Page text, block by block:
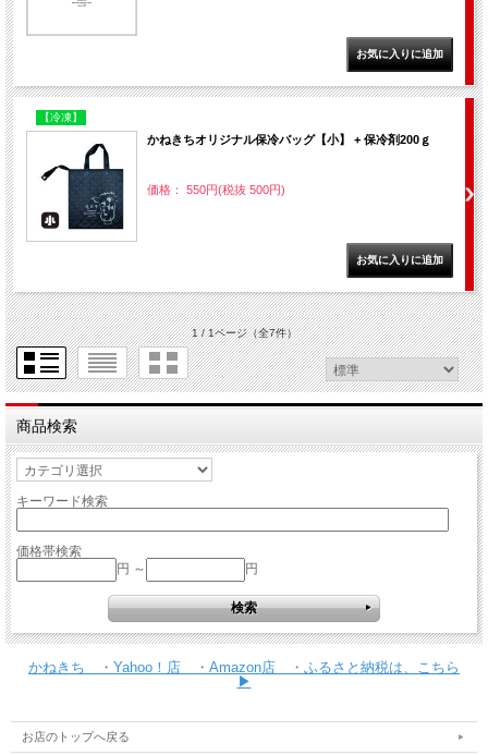
【冷凍】
かねきちオリジナル保冷バッグ【小】 + 保冷剤200ｇ
価格： 550円(税抜 500円)
1 / 1ページ（全7件）
商品検索
キーワード検索
価格帯検索
円 ～
円
かねきち ・Yahoo！店 ・Amazon店 ・ふるさと納税は、こちら
▶
お店のトップへ戻る